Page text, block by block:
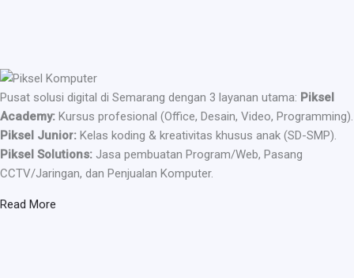
Pusat solusi digital di Semarang dengan 3 layanan utama: Piksel
Academy: Kursus profesional (Office, Desain, Video, Programming).
Piksel Junior: Kelas koding & kreativitas khusus anak (SD-SMP).
Piksel Solutions: Jasa pembuatan Program/Web, Pasang
CCTV/Jaringan, dan Penjualan Komputer.
Read More